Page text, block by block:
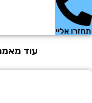
אליי
עוד